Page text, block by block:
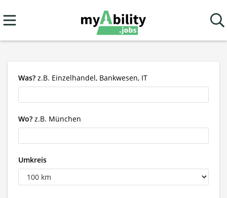
Was? z.B. Einzelhandel, Bankwesen, IT
Wo? z.B. München
Umkreis